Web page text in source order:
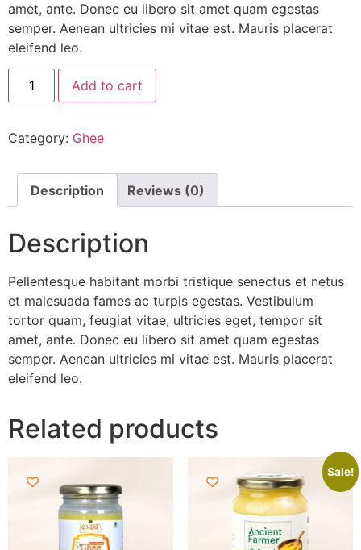
amet, ante. Donec eu libero sit amet quam egestas
semper. Aenean ultricies mi vitae est. Mauris placerat
eleifend leo.
Add to cart
Category: Ghee
Description Reviews (0)
Description
Pellentesque habitant morbi tristique senectus et netus
et malesuada fames ac turpis egestas. Vestibulum
tortor quam, feugiat vitae, ultricies eget, tempor sit
amet, ante. Donec eu libero sit amet quam egestas
semper. Aenean ultricies mi vitae est. Mauris placerat
eleifend leo.
Related products
Sale!